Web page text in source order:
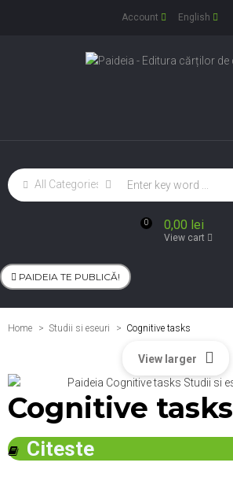
Account English
0 0,00 lei
View cart
PAIDEIA TE PUBLICĂ!
Home Studii si eseuri > Cognitive tasks
View larger
Cognitive tasks
Citeste